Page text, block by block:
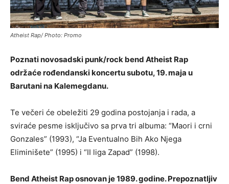
Atheist Rap/ Photo: Promo
Poznati novosadski punk/rock bend Atheist Rap
održaće rođendanski koncertu subotu, 19. maja u
Barutani na Kalemegdanu.
Te večeri će obeležiti 29 godina postojanja i rada, a
sviraće pesme isključivo sa prva tri albuma: “Maori i crni
Gonzales” (1993), “Ja Eventualno Bih Ako Njega
Eliminišete” (1995) i “II liga Zapad” (1998).
Bend Atheist Rap osnovan je 1989. godine. Prepoznatljiv